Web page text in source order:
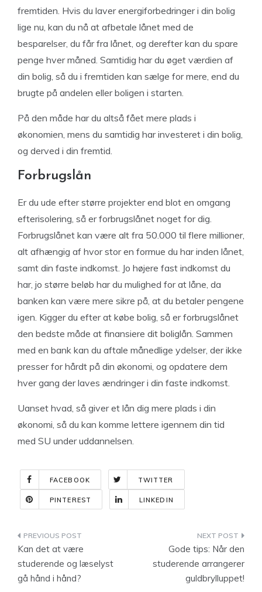
fremtiden. Hvis du laver energiforbedringer i din bolig
lige nu, kan du nå at afbetale lånet med de
besparelser, du får fra lånet, og derefter kan du spare
penge hver måned. Samtidig har du øget værdien af
din bolig, så du i fremtiden kan sælge for mere, end du
brugte på andelen eller boligen i starten.
På den måde har du altså fået mere plads i
økonomien, mens du samtidig har investeret i din bolig,
og derved i din fremtid.
Forbrugslån
Er du ude efter større projekter end blot en omgang
efterisolering, så er forbrugslånet noget for dig.
Forbrugslånet kan være alt fra 50.000 til flere millioner,
alt afhængig af hvor stor en formue du har inden lånet,
samt din faste indkomst. Jo højere fast indkomst du
har, jo større beløb har du mulighed for at låne, da
banken kan være mere sikre på, at du betaler pengene
igen. Kigger du efter at købe bolig, så er forbrugslånet
den bedste måde at finansiere dit boliglån. Sammen
med en bank kan du aftale månedlige ydelser, der ikke
presser for hårdt på din økonomi, og opdatere dem
hver gang der laves ændringer i din faste indkomst.
Uanset hvad, så giver et lån dig mere plads i din
økonomi, så du kan komme lettere igennem din tid
med SU under uddannelsen.
FACEBOOK TWITTER
PINTEREST LINKEDIN
Indlægsnavigation
Kan det at være
studerende og læselyst
gå hånd i hånd?
Gode tips: Når den
studerende arrangerer
guldbrylluppet!